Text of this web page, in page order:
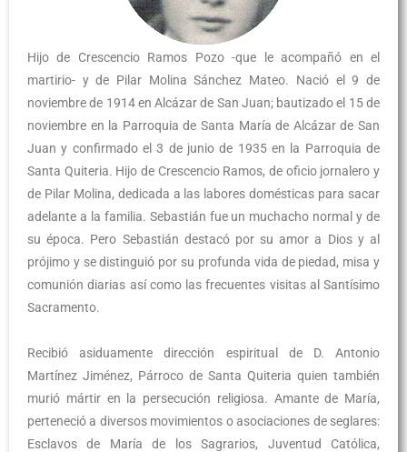
Hijo de Crescencio Ramos Pozo -que le acompañó en el
martirio- y de Pilar Molina Sánchez Mateo. Nació el 9 de
noviembre de 1914 en Alcázar de San Juan; bautizado el 15 de
noviembre en la Parroquia de Santa María de Alcázar de San
Juan y confirmado el 3 de junio de 1935 en la Parroquia de
Santa Quiteria. Hijo de Crescencio Ramos, de oficio jornalero y
de Pilar Molina, dedicada a las labores domésticas para sacar
adelante a la familia. Sebastián fue un muchacho normal y de
su época. Pero Sebastián destacó por su amor a Dios y al
prójimo y se distinguió por su profunda vida de piedad, misa y
comunión diarias así como las frecuentes visitas al Santísimo
Sacramento.
Recibió asiduamente dirección espiritual de D. Antonio
Martínez Jiménez, Párroco de Santa Quiteria quien también
murió mártir en la persecución religiosa. Amante de María,
perteneció a diversos movimientos o asociaciones de seglares:
Esclavos de María de los Sagrarios, Juventud Católica,